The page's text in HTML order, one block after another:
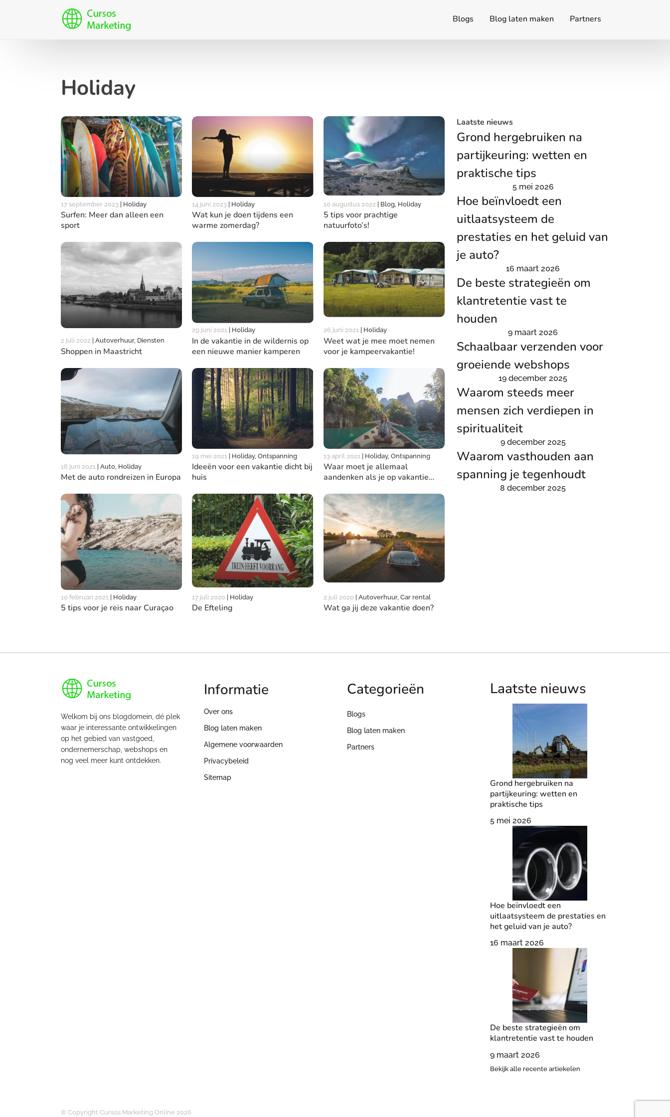
Blogs Blog laten maken Partners
Holiday
17 september 2023 Holiday
Surfen: Meer dan alleen een
sport
14 juni 2023 Holiday
Wat kun je doen tijdens een
warme zomerdag?
10 augustus 2022 Blog, Holiday
5 tips voor prachtige
natuurfoto’s!
2 juli 2022 Autoverhuur, Diensten
Shoppen in Maastricht
29 juni 2021 Holiday
In de vakantie in de wildernis op
een nieuwe manier kamperen
26 juni 2021| Holiday
Weet wat je mee moet nemen
voor je kampeervakantie!
16 juni 2021 Auto, Holiday
Met de auto rondreizen in Europa
19 mei 2021 Holiday, Ontspanning
Ideeën voor een vakantie dicht bij
huis
13 april 2021 Holiday, Ontspanning
Waar moet je allemaal
aandenken als je op vakantie
10 februari 2021 Holiday
5 tips voor je reis naar Curaçao
17 juli 2020 Holiday
De Efteling
2 juli 2020 Autoverhuur, Car rental
Wat ga jij deze vakantie doen?
Laatste nieuws
Grond hergebruiken na
partijkeuring: wetten en
praktische tips
5 mei 2026
Hoe beïnvloedt een
uitlaatsysteem de
prestaties en het geluid van
je auto?
16 maart 2026
De beste strategieën om
klantretentie vast te
houden
9 maart 2026
Schaalbaar verzenden voor
groeiende webshops
19 december 2025
Waarom steeds meer
mensen zich verdiepen in
spiritualiteit
9 december 2025
Waarom vasthouden aan
spanning je tegenhoudt
8 december 2025
Welkom bij ons blogdomein, dé plek
waar je interessante ontwikkelingen
op het gebied van vastgoed,
ondernemerschap, webshops en
nog veel meer kunt ontdekken.
Informatie
Over ons
Blog laten maken
Algemene voorwaarden
Privacybeleid
Sitemap
Categorieën
Blogs
Blog laten maken
Partners
Laatste nieuws
Grond hergebruiken na
partijkeuring: wetten en
praktische tips
5 mei 2026
Hoe beïnvloedt een
uitlaatsysteem de prestaties en
het geluid van je auto?
16 maart 2026
De beste strategieën om
klantretentie vast te houden
9 maart 2026
Bekijk alle recente artiekelen
© Copyright Cursos Marketing Online 2026